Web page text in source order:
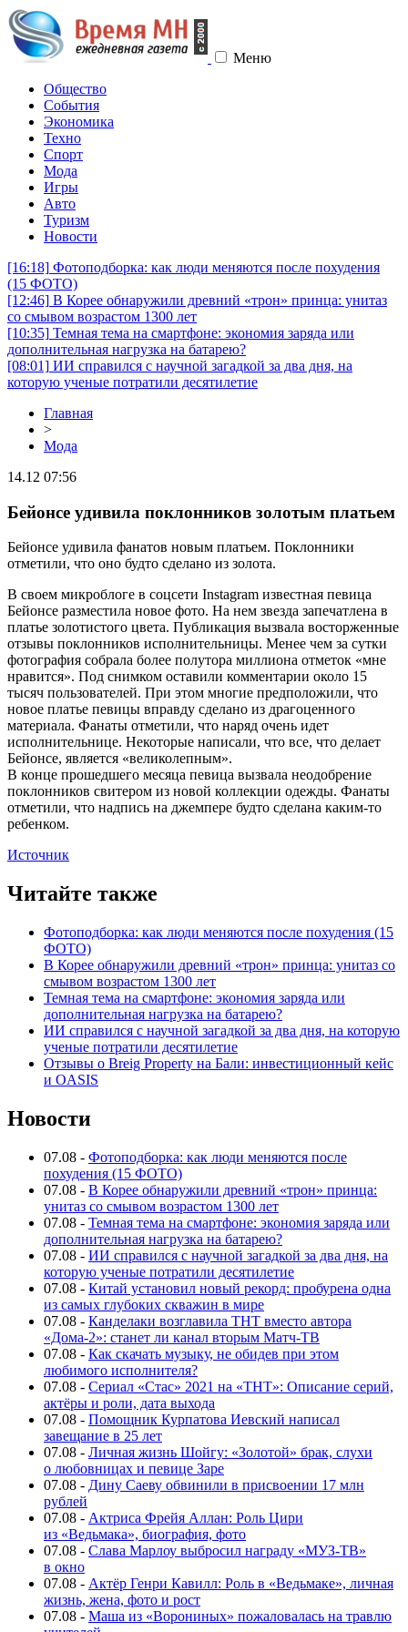
Меню
Общество
События
Экономика
Техно
Спорт
Мода
Игры
Авто
Туризм
Новости
[16:18] Фотоподборка: как люди меняются после похудения
(15 ФОТО)
[12:46] В Корее обнаружили древний «трон» принца: унитаз
со смывом возрастом 1300 лет
[10:35] Темная тема на смартфоне: экономия заряда или
дополнительная нагрузка на батарею?
[08:01] ИИ справился с научной загадкой за два дня, на
которую ученые потратили десятилетие
Главная
>
Мода
14.12 07:56
Бейонсе удивила поклонников золотым платьем
Бейонсе удивила фанатов новым платьем. Поклонники
отметили, что оно будто сделано из золота.
В своем микроблоге в соцсети Instagram известная певица
Бейонсе разместила новое фото. На нем звезда запечатлена в
платье золотистого цвета. Публикация вызвала восторженные
отзывы поклонников исполнительницы. Менее чем за сутки
фотография собрала более полутора миллиона отметок «мне
нравится». Под снимком оставили комментарии около 15
тысяч пользователей. При этом многие предположили, что
новое платье певицы вправду сделано из драгоценного
материала. Фанаты отметили, что наряд очень идет
исполнительнице. Некоторые написали, что все, что делает
Бейонсе, является «великолепным».
В конце прошедшего месяца певица вызвала неодобрение
поклонников свитером из новой коллекции одежды. Фанаты
отметили, что надпись на джемпере будто сделана каким-то
ребенком.
Источник
Читайте также
Фотоподборка: как люди меняются после похудения (15
ФОТО)
В Корее обнаружили древний «трон» принца: унитаз со
смывом возрастом 1300 лет
Темная тема на смартфоне: экономия заряда или
дополнительная нагрузка на батарею?
ИИ справился с научной загадкой за два дня, на которую
ученые потратили десятилетие
Отзывы о Breig Property на Бали: инвестиционный кейс
и OASIS
Новости
07.08 - Фотоподборка: как люди меняются после
похудения (15 ФОТО)
07.08 - В Корее обнаружили древний «трон» принца:
унитаз со смывом возрастом 1300 лет
07.08 - Темная тема на смартфоне: экономия заряда или
дополнительная нагрузка на батарею?
07.08 - ИИ справился с научной загадкой за два дня, на
которую ученые потратили десятилетие
07.08 - Китай установил новый рекорд: пробурена одна
из самых глубоких скважин в мире
07.08 - Канделаки возглавила ТНТ вместо автора
«Дома-2»: станет ли канал вторым Матч-ТВ
07.08 - Как скачать музыку, не обидев при этом
любимого исполнителя?
07.08 - Сериал «Стас» 2021 на «ТНТ»: Описание серий,
актёры и роли, дата выхода
07.08 - Помощник Курпатова Иевский написал
завещание в 25 лет
07.08 - Личная жизнь Шойгу: «Золотой» брак, слухи
о любовницах и певице Заре
07.08 - Дину Саеву обвинили в присвоении 17 млн
рублей
07.08 - Актриса Фрейя Аллан: Роль Цири
из «Ведьмака», биография, фото
07.08 - Слава Марлоу выбросил награду «МУЗ-ТВ»
в окно
07.08 - Актёр Генри Кавилл: Роль в «Ведьмаке», личная
жизнь, жена, фото и рост
07.08 - Маша из «Ворониных» пожаловалась на травлю